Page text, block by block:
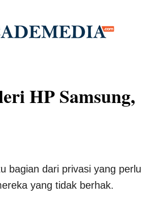
HP Samsung,
bagian dari privasi yang perlu
yang tidak berhak.